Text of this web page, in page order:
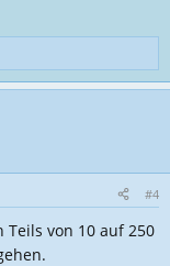
#4
Teils von 10 auf 250